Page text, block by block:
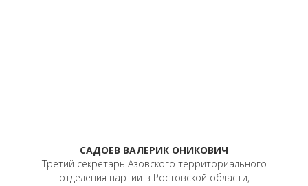
САДОЕВ ВАЛЕРИК ОНИКОВИЧ
Третий секретарь Азовского территориального
отделения партии в Ростовской области,